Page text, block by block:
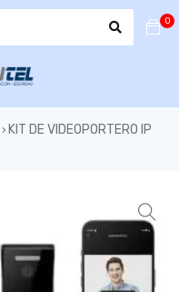
0
› KIT DE VIDEOPORTERO IP